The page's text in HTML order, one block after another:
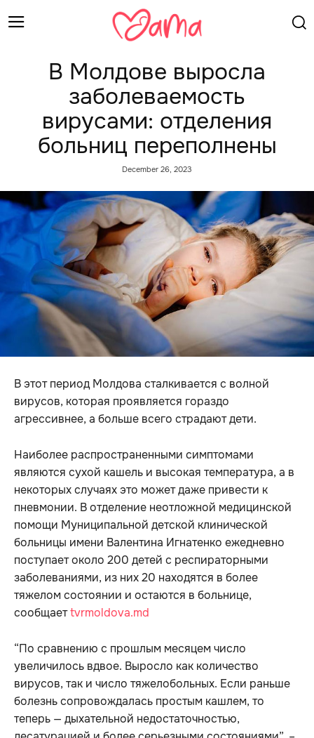
В Молдове выросла
заболеваемость
вирусами: отделения
больниц переполнены
December 26, 2023
В этот период Молдова сталкивается с волной
вирусов, которая проявляется гораздо
агрессивнее, а больше всего страдают дети.
Наиболее распространенными симптомами
являются сухой кашель и высокая температура, а в
некоторых случаях это может даже привести к
пневмонии. В отделение неотложной медицинской
помощи Муниципальной детской клинической
больницы имени Валентина Игнатенко ежедневно
поступает около 200 детей с респираторными
заболеваниями, из них 20 находятся в более
тяжелом состоянии и остаются в больнице,
сообщаетtvrmoldova.md
“По сравнению с прошлым месяцем число
увеличилось вдвое. Выросло как количество
вирусов, так и число тяжелобольных. Если раньше
болезнь сопровождалась простым кашлем, то
теперь — дыхательной недостаточностью,